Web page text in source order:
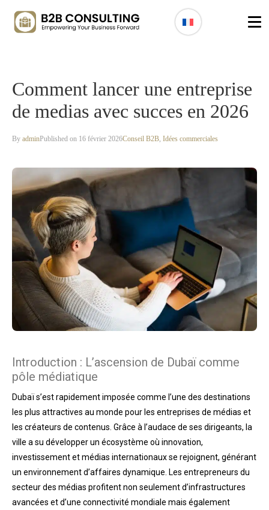
Comment lancer une entreprise
de medias avec succes en 2026
By adminPublished on 16 février 2026Conseil B2B, Idées commerciales
Introduction : L’ascension de Dubaï comme
pôle médiatique
Dubaï s’est rapidement imposée comme l’une des destinations
les plus attractives au monde pour les entreprises de médias et
les créateurs de contenus. Grâce à l’audace de ses dirigeants, la
ville a su développer un écosystème où innovation,
investissement et médias internationaux se rejoignent, générant
un environnement d’affaires dynamique. Les entrepreneurs du
secteur des médias profitent non seulement d’infrastructures
avancées et d’une connectivité mondiale mais également